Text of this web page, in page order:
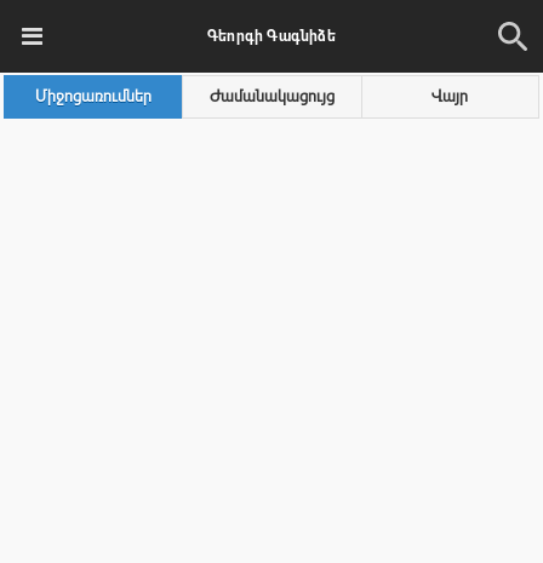
Գեորգի Գագնիձե
Միջոցառումներ Ժամանակացույց Վայր